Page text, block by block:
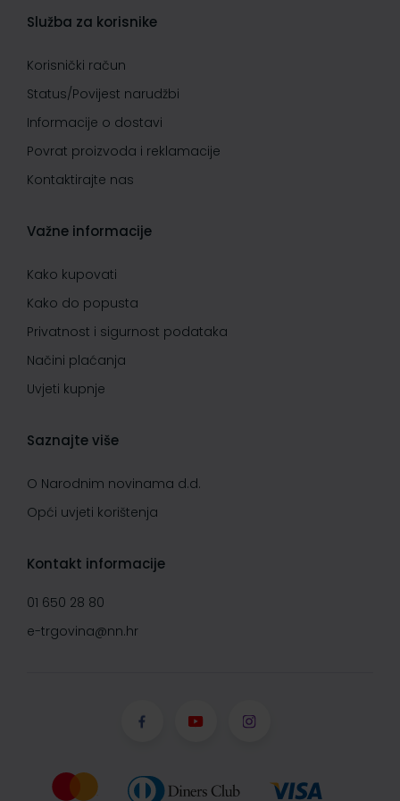
Služba za korisnike
Korisnički račun
Status/Povijest narudžbi
Informacije o dostavi
Povrat proizvoda i reklamacije
Kontaktirajte nas
Važne informacije
Kako kupovati
Kako do popusta
Privatnost i sigurnost podataka
Načini plaćanja
Uvjeti kupnje
Saznajte više
O Narodnim novinama d.d.
Opći uvjeti korištenja
Kontakt informacije
01 650 28 80
e-trgovina@nn.hr